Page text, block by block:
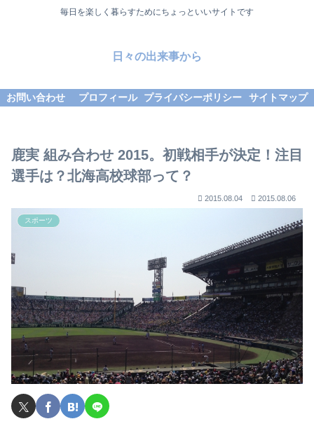
毎日を楽しく暮らすためにちょっといいサイトです
日々の出来事から
お問い合わせ プロフィール プライバシーポリシー サイトマップ
鹿実 組み合わせ 2015。初戦相手が決定！注目
選手は？北海高校球部って？
2015.08.04 2015.08.06
スポーツ